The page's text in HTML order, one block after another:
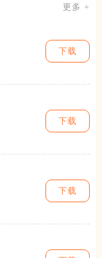
更多 +
下载
下载
下载